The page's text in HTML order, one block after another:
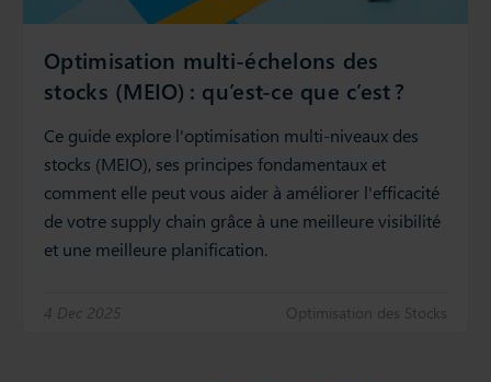
Optimisation multi-échelons des
stocks (MEIO) : qu’est-ce que c’est ?
Ce guide explore l'optimisation multi-niveaux des
stocks (MEIO), ses principes fondamentaux et
comment elle peut vous aider à améliorer l'efficacité
de votre supply chain grâce à une meilleure visibilité
et une meilleure planification.
4 Dec 2025 Optimisation des Stocks